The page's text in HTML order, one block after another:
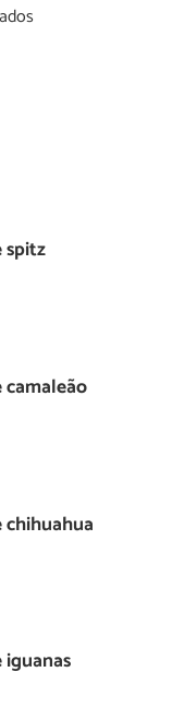
spitz
camaleão
chihuahua
iguanas